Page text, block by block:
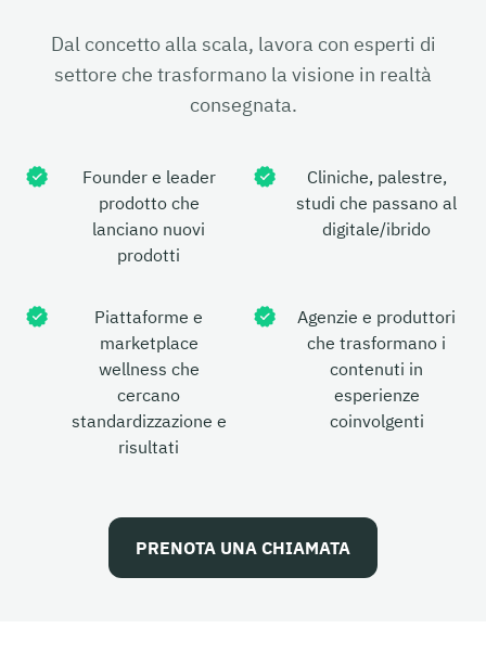
Dal concetto alla scala, lavora con esperti di
settore che trasformano la visione in realtà
consegnata.
Founder e leader
prodotto che
lanciano nuovi
prodotti
Cliniche, palestre,
studi che passano al
digitale/ibrido
Piattaforme e
marketplace
wellness che
cercano
standardizzazione e
risultati
Agenzie e produttori
che trasformano i
contenuti in
esperienze
coinvolgenti
PRENOTA UNA CHIAMATA